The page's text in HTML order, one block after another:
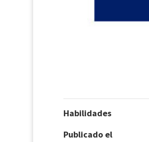
Habilidades
Publicado el